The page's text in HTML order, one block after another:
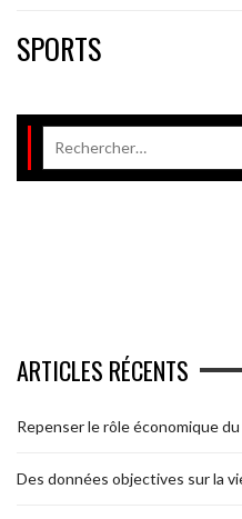
SPORTS
ARTICLES RÉCENTS
Repenser le rôle économique
Des données objectives sur la